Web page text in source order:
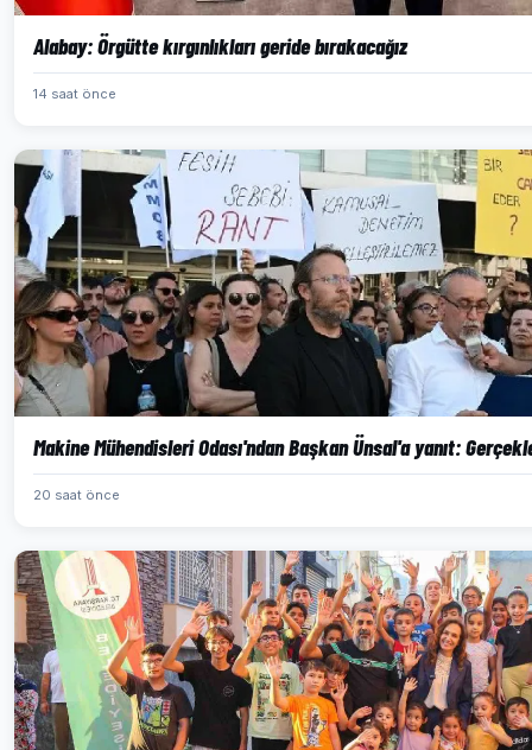
Alabay: Örgütte kırgınlıkları geride bırakacağız
14 saat önce
Makine Mühendisleri Odası'ndan Başkan Ünsal'a yanıt:
20 saat önce